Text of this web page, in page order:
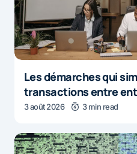
Les démarches qui
transactions entre
3 août 2026 3 min read